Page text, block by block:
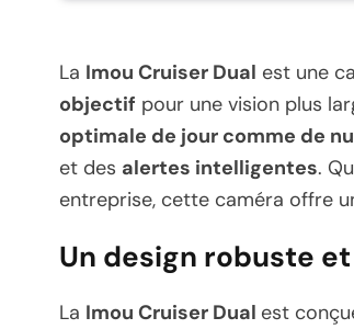
La Imou Cruiser Dual est une
objectif pour une vision plus
optimale de jour comme de
et des alertes intelligentes.
entreprise, cette caméra offre
Un design robuste
La Imou Cruiser Dual est